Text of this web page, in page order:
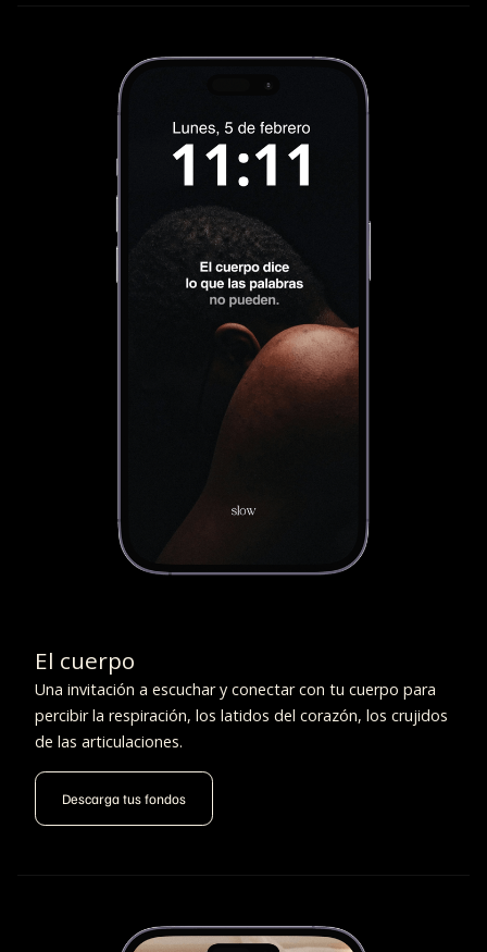
El cuerpo
Una invitación a escuchar y conectar con tu cuerpo para
percibir la respiración, los latidos del corazón, los crujidos
de las articulaciones.
Descarga tus fondos